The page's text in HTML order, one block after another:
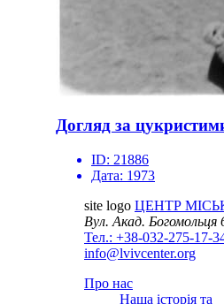
Догляд за
ID: 21886
Дата: 1973
site logo ЦЕНТР
Вул. Акад. Богомольця
Тел.: +38-032-275-17-
info@lvivcenter.org
Про нас
Наша історія та